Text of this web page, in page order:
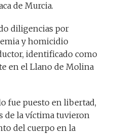
de Murcia.
diligencias por
y homicidio
identificado como
en el Llano de Molina
fue puesto en libertad,
de la víctima tuvieron
del cuerpo en la